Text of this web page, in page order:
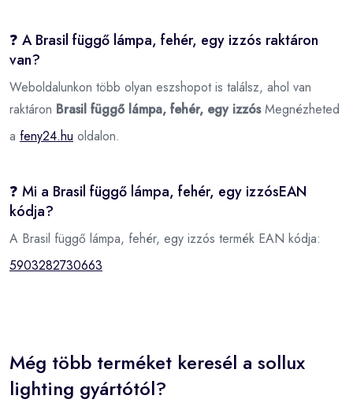
❓ A Brasil függő lámpa, fehér, egy izzós raktáron
van?
Weboldalunkon több olyan eszshopot is találsz, ahol van
raktáron Brasil függő lámpa, fehér, egy izzósMegnézheted
a feny24.hu oldalon.
❓ Mi a Brasil függő lámpa, fehér, egy izzósEAN
kódja?
A Brasil függő lámpa, fehér, egy izzós termék EAN kódja:
5903282730663
Még több terméket keresél a sollux
lighting gyártótól?